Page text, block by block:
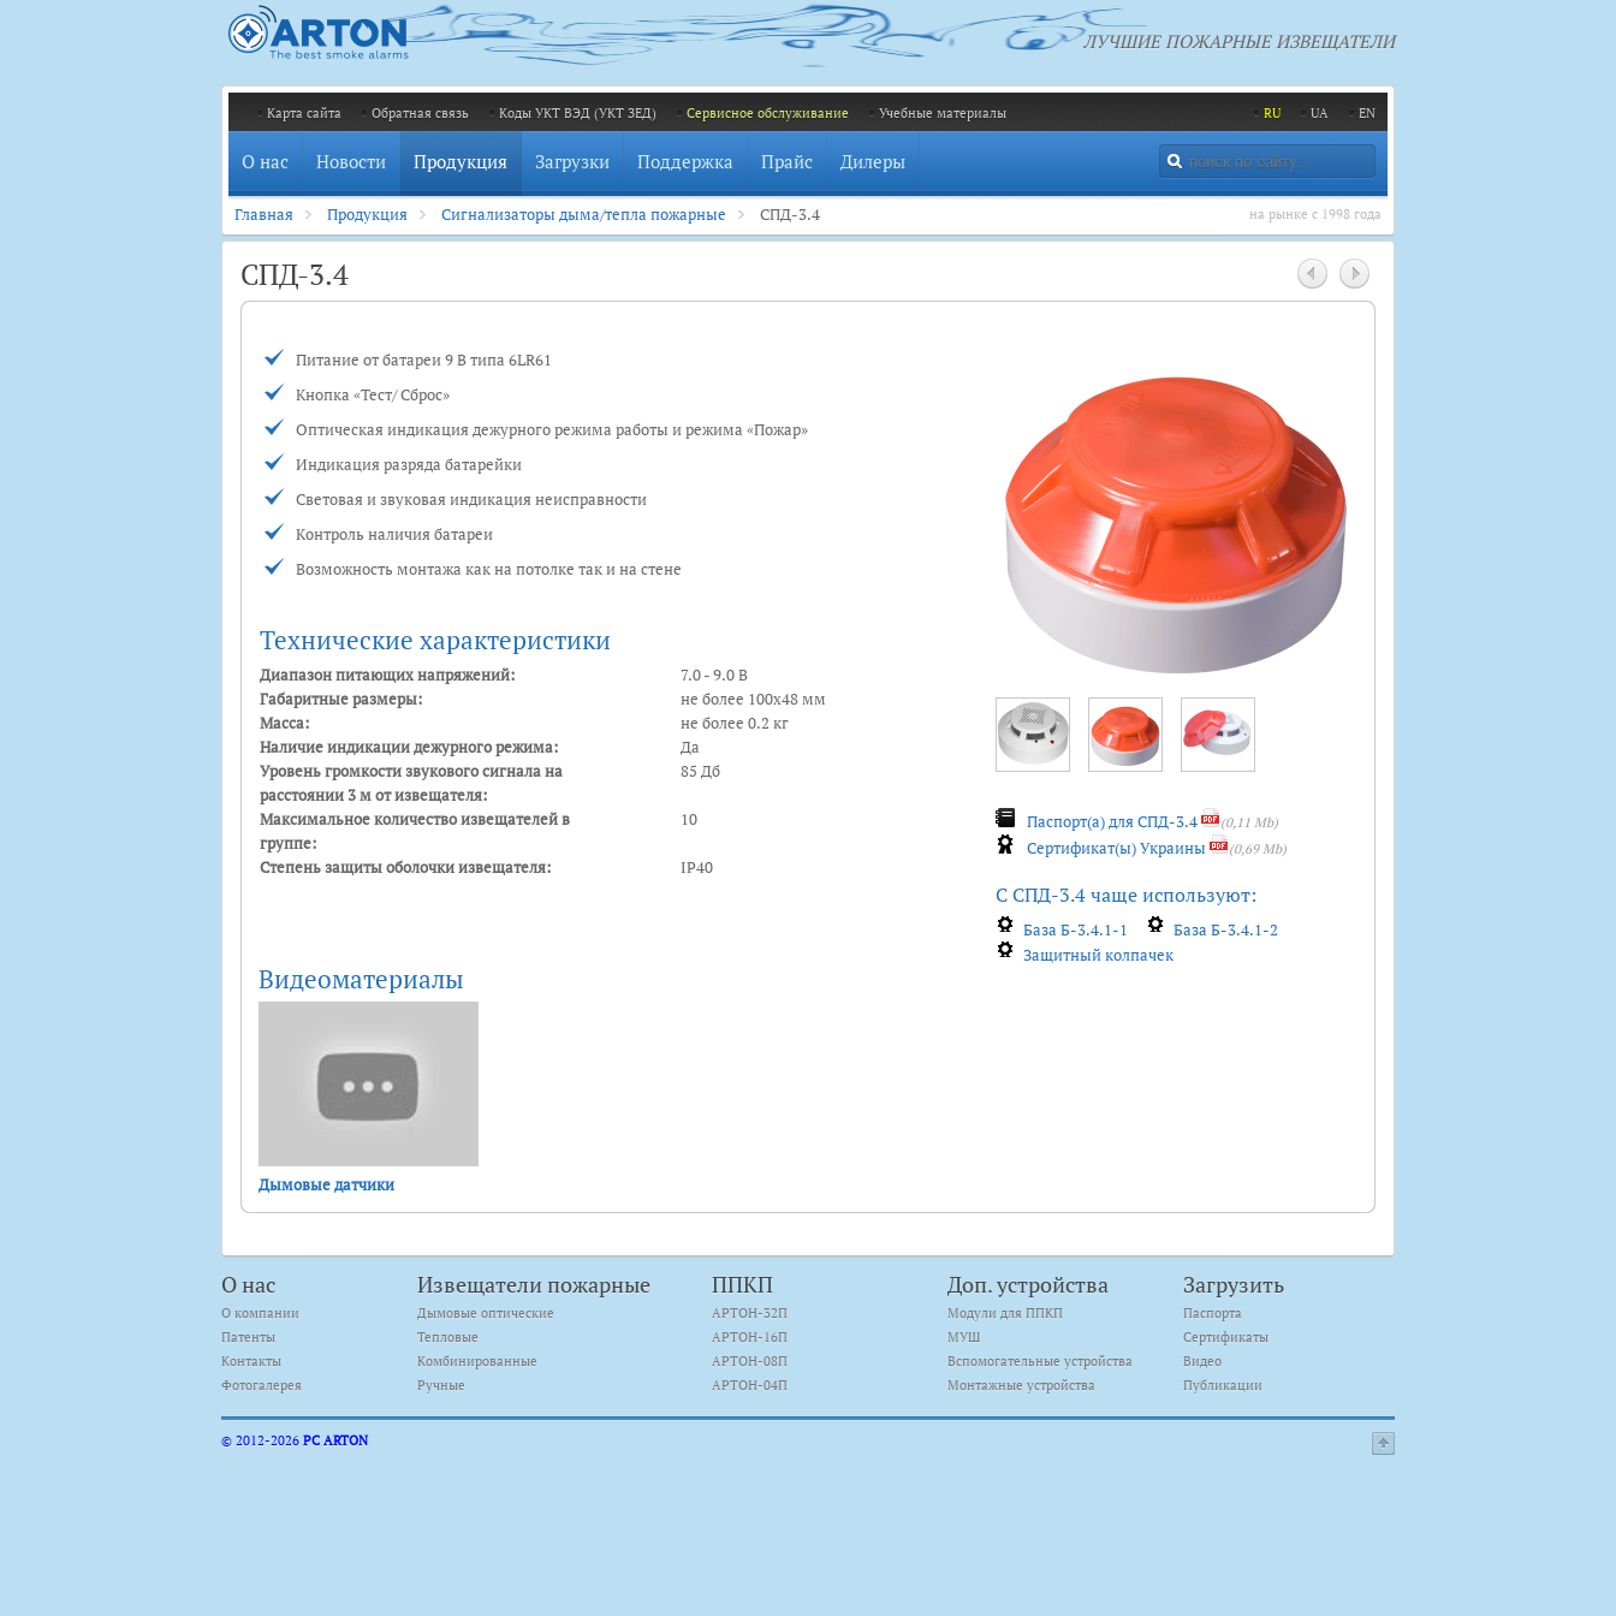
ЛУЧШИЕ ПОЖАРНЫЕ ИЗВЕЩАТЕЛИ
Карта сайта Обратная связь Коды УКТ ВЭД (УКТ ЗЕД) Сервисное обслуживание Учебные материалы RU UA EN
О нас Новости Продукция Загрузки Поддержка Прайс Дилеры
на рынке с 1998 года
Главная Продукция Сигнализаторы дыма/тепла пожарные СПД-3.4
СПД-3.4
Питание от батареи 9 В типа 6LR61
Кнопка «Тест/ Сброс»
Оптическая индикация дежурного режима работы и режима «Пожар»
Индикация разряда батарейки
Световая и звуковая индикация неисправности
Контроль наличия батареи
Возможность монтажа как на потолке так и на стене
Технические характеристики
Диапазон питающих напряжений:
7.0 - 9.0 В
Габаритные размеры:
не более 100х48 мм
Масса:
не более 0.2 кг
Наличие индикации дежурного режима:
Да
Уровень громкости звукового сигнала на
расстоянии 3 м от извещателя:
85 Дб
Максимальное количество извещателей в
группе:
10
Степень защиты оболочки извещателя: IP40
Паспорт(а) для СПД-3.4 (0,11 Mb)
Сертификат(ы) Украины (0,69 Mb)
С СПД-3.4 чаще используют:
База Б-3.4.1-1
База Б-3.4.1-2
Защитный колпачек
Видеоматериалы
Дымовые датчики
О нас
О компании
Патенты
Контакты
Фотогалерея
Извещатели пожарные
Дымовые оптические
Тепловые
Комбинированные
Ручные
ППКП
АРТОН-32П
АРТОН-16П
АРТОН-08П
АРТОН-04П
Доп. устройства
Модули для ППКП
МУШ
Вспомогательные устройства
Монтажные устройства
Загрузить
Паспорта
Сертификаты
Видео
Публикации
© 2012-2026 PC ARTON